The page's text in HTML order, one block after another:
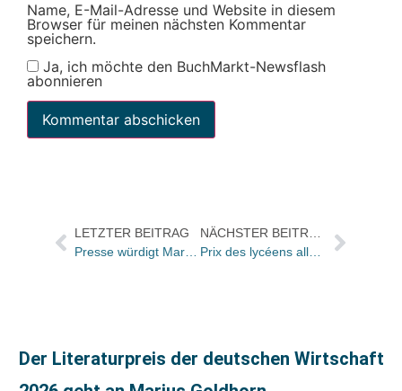
Name, E-Mail-Adresse und Website in diesem
Browser für meinen nächsten Kommentar
speichern.
Ja, ich möchte den BuchMarkt-Newsflash
abonnieren
LETZTER BEITRAG
Presse würdigt Marketingaktivitäten der Roten Zora
Der Literaturpreis der deutschen Wirtschaft